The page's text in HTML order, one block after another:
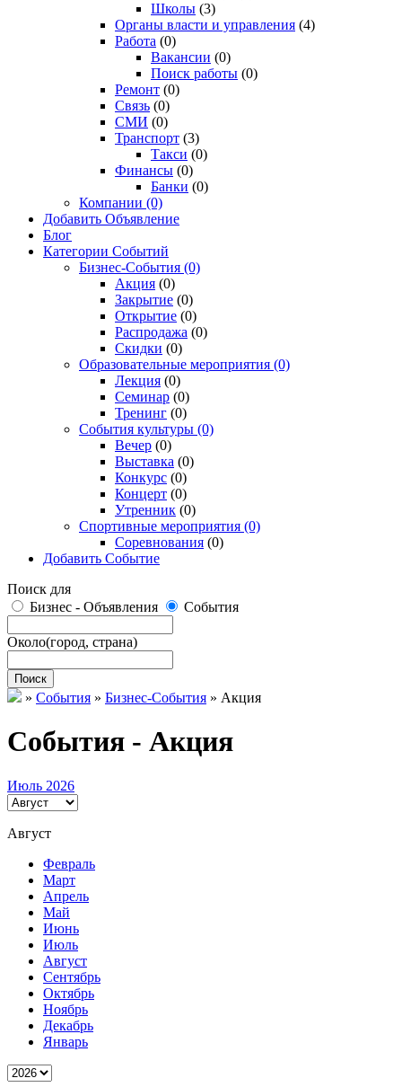
Школы (3)
Органы власти и управления (4)
Работа (0)
Вакансии (0)
Поиск работы (0)
Ремонт (0)
Связь (0)
СМИ (0)
Транспорт (3)
Такси (0)
Финансы (0)
Банки (0)
Компании (0)
Добавить Объявление
Блог
Категории Событий
Бизнес-События (0)
Акция (0)
Закрытие (0)
Открытие (0)
Распродажа (0)
Скидки (0)
Образовательные мероприятия (0)
Лекция (0)
Семинар (0)
Тренинг (0)
События культуры (0)
Вечер (0)
Выставка (0)
Конкурс (0)
Концерт (0)
Утренник (0)
Спортивные мероприятия (0)
Соревнования (0)
Добавить Событие
Поиск для
Бизнес - Объявления
События
Около(город, страна)
Поиск
» События » Бизнес-События » Акция
События - Акция
Июль 2026
Август
Февраль
Март
Апрель
Май
Июнь
Июль
Август
Сентябрь
Октябрь
Ноябрь
Декабрь
Январь